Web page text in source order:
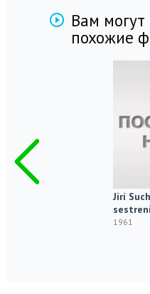
Вам
похожие
Jirí
1961